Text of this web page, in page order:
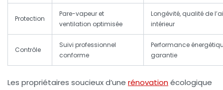
Protection
Pare-vapeur et
ventilation optimisée
Longévité, qualité de
intérieur
Contrôle
Suivi professionnel
conforme
Performance
garantie
Les propriétaires soucieux d’une rénovationécologique